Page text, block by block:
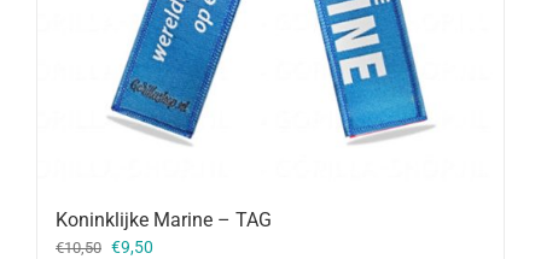
Koninklijke Marine – TAG
€10,50 Oorspronkelijke
€9,50